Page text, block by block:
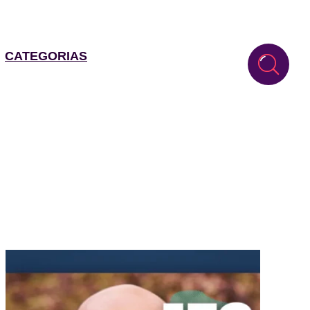
CATEGORIAS